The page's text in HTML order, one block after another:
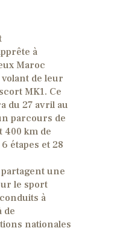
à
Maroc
de leur
MK1. Ce
du 27 avril au
parcours de
400 km de
étapes et 28
une
le sport
à
de
nationales